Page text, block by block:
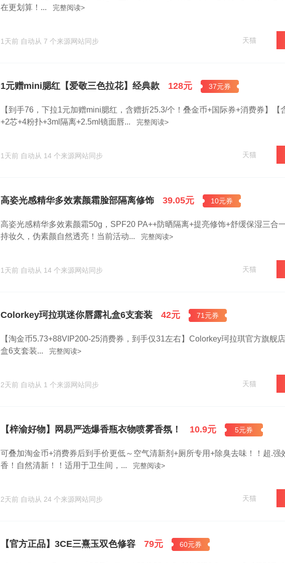
在更划算！...
完整阅读>
1天前 自动从 7 个来源网站同步 天猫
1元赠mini腮红【爱敬三色拉花】经典款 128元 37元券
【到手76，下拉1元加赠mini腮红，含赠折25.3/个！叠金币+国际券+消费券】【
+2芯+4粉扑+3ml隔离+2.5ml镜面唇...
完整阅读>
1天前 自动从 14 个来源网站同步 天猫
高姿光感精华多效素颜霜脸部隔离修饰 39.05元 10元券
高姿光感精华多效素颜霜50g，SPF20 PA++防晒隔离+提亮修饰+舒缓保湿三合
持妆久，伪素颜自然透亮！当前活动...
完整阅读>
1天前 自动从 14 个来源网站同步 天猫
Colorkey珂拉琪迷你唇露礼盒6支套装 42元 71元券
【淘金币5.73+88VIP200-25消费券，到手仅31左右】Colorkey珂拉琪官方旗舰
盒6支套装...
完整阅读>
2天前 自动从 1 个来源网站同步 天猫
【梓渝好物】网易严选爆香瓶衣物喷雾香氛！ 10.9元 5元券
可叠加淘金币+消费券后到手价更低～空气清新剂+厕所专用+除臭去味！！超.强
香！自然清新！！适用于卫生间，...
完整阅读>
2天前 自动从 24 个来源网站同步 天猫
【官方正品】3CE三熹玉双色修容 79元 60元券